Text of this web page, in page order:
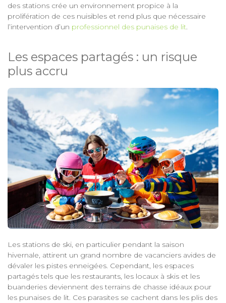
des stations crée un environnement propice à la
prolifération de ces nuisibles et rend plus que nécessaire
l’intervention d’un professionnel des punaises de lit
Les espaces partagés : un risque
plus accru
Les stations de ski, en particulier pendant la saison
hivernale, attirent un grand nombre de vacanciers avides de
dévaler les pistes enneigées. Cependant, les espaces
partagés tels que les restaurants, les locaux à skis et les
buanderies deviennent des terrains de chasse idéaux pour
les punaises de lit. Ces parasites se cachent dans les plis des